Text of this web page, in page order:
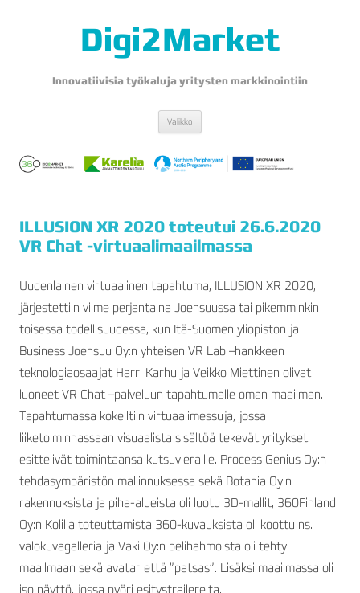
Digi2Market
Innovatiivisia työkaluja yritysten markkinointiin
Valikko
ILLUSION XR 2020 toteutui 26.6.2020
VR Chat -virtuaalimaailmassa
Uudenlainen virtuaalinen tapahtuma, ILLUSION XR 2020,
järjestettiin viime perjantaina Joensuussa tai pikemminkin
toisessa todellisuudessa, kun Itä-Suomen yliopiston ja
Business Joensuu Oy:n yhteisen VR Lab –hankkeen
teknologiaosaajat Harri Karhu ja Veikko Miettinen olivat
luoneet VR Chat –palveluun tapahtumalle oman maailman.
Tapahtumassa kokeiltiin virtuaalimessuja, jossa
liiketoiminnassaan visuaalista sisältöä tekevät yritykset
esittelivät toimintaansa kutsuvieraille. Process Genius Oy:n
tehdasympäristön mallinnuksessa sekä Botania Oy:n
rakennuksista ja piha-alueista oli luotu 3D-mallit, 360Finland
Oy:n Kolilla toteuttamista 360-kuvauksista oli koottu ns.
valokuvagalleria ja Vaki Oy:n pelihahmoista oli tehty
maailmaan sekä avatar että ”patsas”. Lisäksi maailmassa oli
iso näyttö, jossa pyöri esitystrailereita.